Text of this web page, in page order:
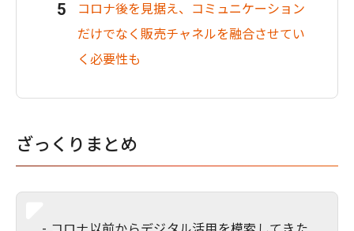
コロナ後を見据え、コミュニケーション
だけでなく販売チャネルを融合させてい
く必要性も
ざっくりまとめ